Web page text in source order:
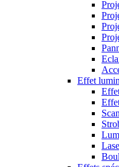
Effet